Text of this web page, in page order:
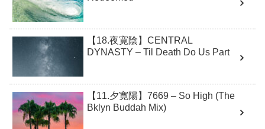
【18.夜寛陰】CENTRAL
DYNASTY – Til Death Do Us Part
【11.夕寛陽】7669 – So High (The
Bklyn Buddah Mix)